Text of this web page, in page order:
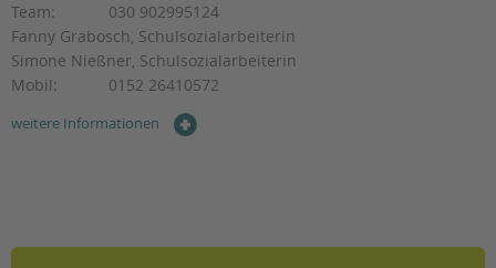
Gesellschafter VdK
schoolcoach BTL
tandem international
KARRIERE
Team:
030 902995124
Fanny Grabosch, Schulsozialarbeiterin
Simone Nießner, Schulsozialarbeiterin
Mobil:
0152 26410572
weitere Informationen